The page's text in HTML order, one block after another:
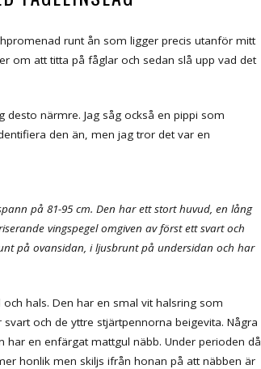
runt ån som ligger precis utanför mitt
om att titta på fåglar och sedan slå upp vad det
närmre. Jag såg också en pippi som
den än, men jag tror det var en
på 81-95 cm. Den har ett stort huvud, en lång
vingspegel omgiven av först ett svart och
på ovansidan, i ljusbrunt på undersidan och har
hals. Den har en smal vit halsring som
och de yttre stjärtpennorna beigevita. Några
har en enfärgat mattgul näbb. Under perioden då
honlik men skiljs ifrån honan på att näbben är